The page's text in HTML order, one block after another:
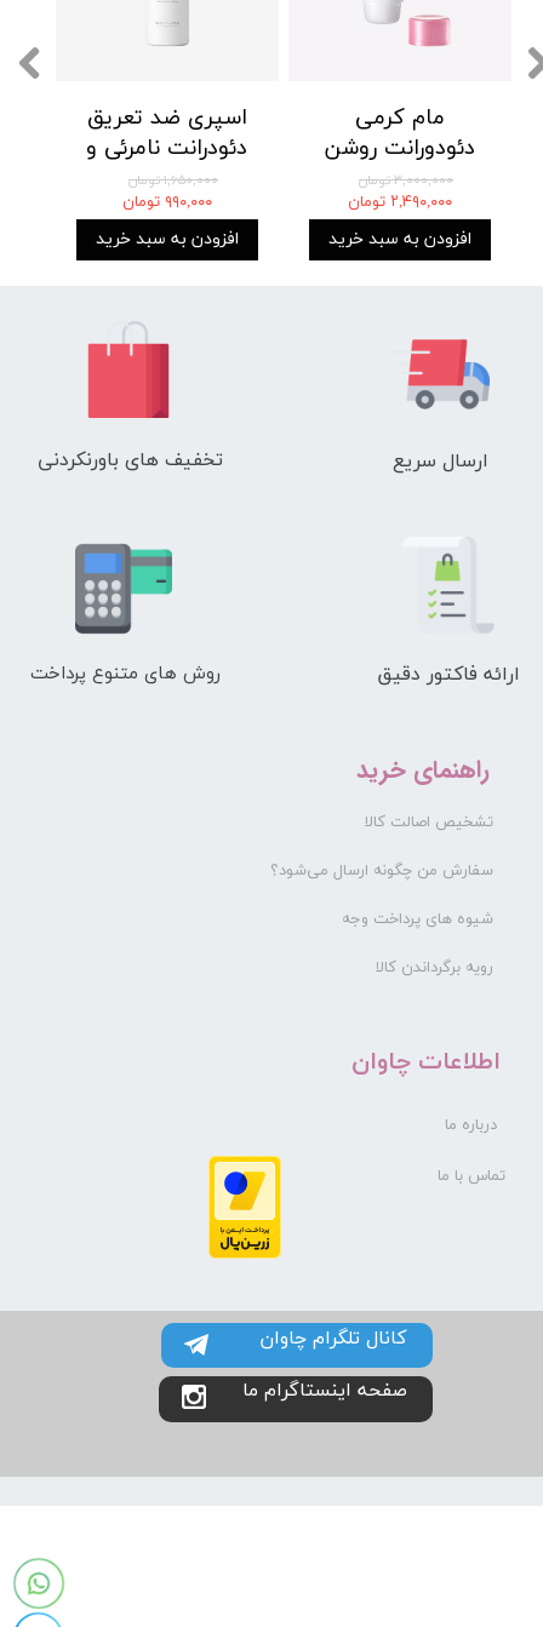
اسپری ضد تعریق
دئودرانت نامرئی و
ساعته اکتیول
ACTIVELLE Fresh
Anti-perspirant
۱,۶۵۰,۰۰۰ تومان
۹۹۰,۰۰۰ تومان
افزودن به سبد خرید
مام کرمی
دئودورانت روشن
کننده و ضد تعریق
اکتیول اوریفلیم
ACTIVELLE Even
Tone anti-perspirant
۳,۰۰۰,۰۰۰ تومان
۲,۴۹۰,۰۰۰ تومان
افزودن به سبد خرید
ارسال سریع تخفیف های باورنکردنی
ارائه فاکتور دقیق روش های متنوع پرداخت
راهنمای خرید
تشخیص اصالت کالا
سفارش من چگونه ارسال می‌شود؟
شیوه های پرداخت وجه
رویه برگرداندن کالا
​اطلاعات چاوان
درباره ما
تماس با ما
کانال تلگرام چاوان
صفحه اینستاگرام ما